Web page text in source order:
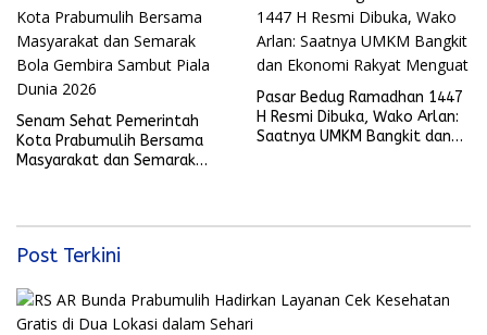
Senam Sehat Pemerintah
Kota Prabumulih Bersama
Masyarakat dan Semarak
Pasar Bedug Ramadhan 1447
H Resmi Dibuka, Wako Arlan:
Saatnya UMKM Bangkit dan
Post Terkini